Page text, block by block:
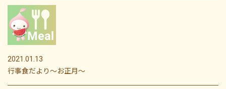
2021.01.13
行事食だより～お正月～